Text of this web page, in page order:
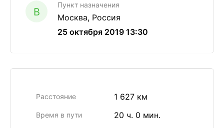
B
Пункт назначения
Москва, Россия
25 октября 2019 13:30
Расстояние 1 627 км
Время в пути 20 ч. 0 мин.